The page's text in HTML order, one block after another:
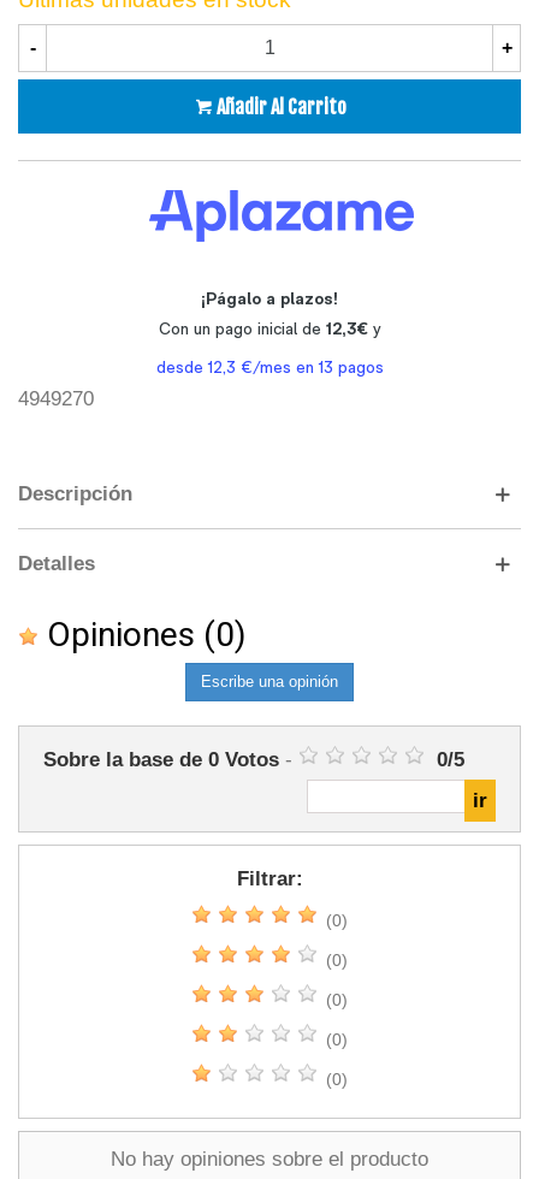
- +
Añadir Al Carrito
4949270
Descripción
Detalles
Opiniones (0)
Escribe una opinión
Sobre la base de 0 Votos - 0/5
Filtrar:
(0)
(0)
(0)
(0)
(0)
No hay opiniones sobre el producto